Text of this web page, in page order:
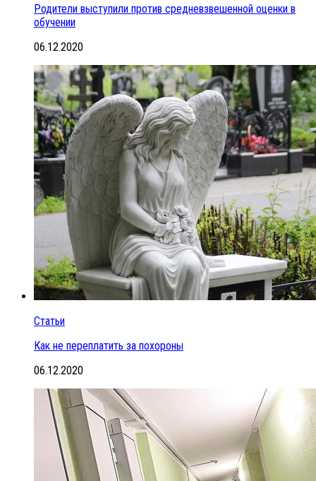
Родители выступили против средневзвешенной оценки в
обучении
06.12.2020
Статьи
Как не переплатить за похороны
06.12.2020